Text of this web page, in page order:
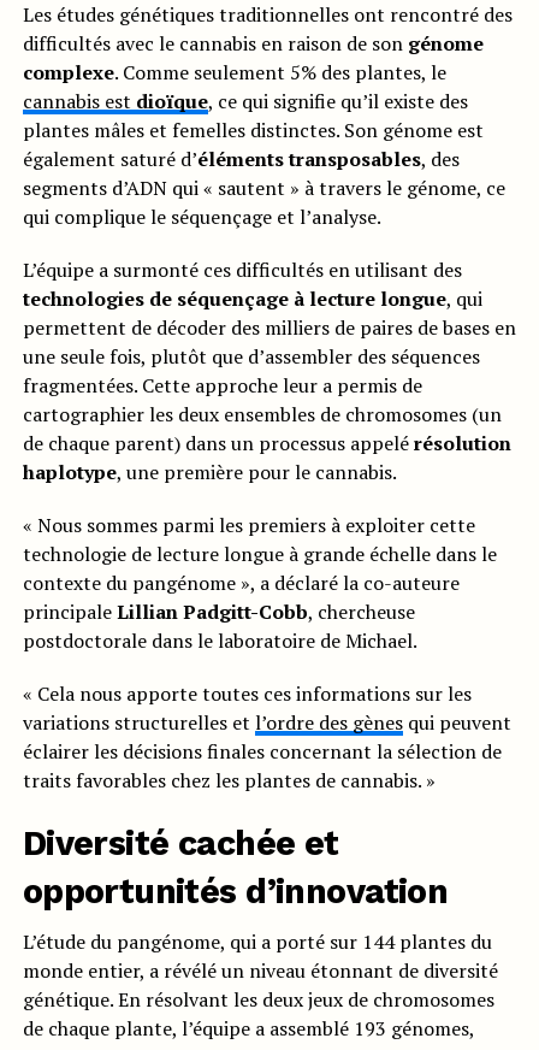
Les études génétiques traditionnelles ont rencontré des
difficultés avec le cannabis en raison de son génome
complexe. Comme seulement 5% des plantes, le
cannabis est dioïque, ce qui signifie qu’il existe des
plantes mâles et femelles distinctes. Son génome est
également saturé d’éléments transposables, des
segments d’ADN qui « sautent » à travers le génome, ce
qui complique le séquençage et l’analyse.
L’équipe a surmonté ces difficultés en utilisant des
technologies de séquençage à lecture longue, qui
permettent de décoder des milliers de paires de bases en
une seule fois, plutôt que d’assembler des séquences
fragmentées. Cette approche leur a permis de
cartographier les deux ensembles de chromosomes (un
de chaque parent) dans un processus appelérésolution
haplotype, une première pour le cannabis.
« Nous sommes parmi les premiers à exploiter cette
technologie de lecture longue à grande échelle dans le
contexte du pangénome », a déclaré la co-auteure
principaleLillian Padgitt-Cobb, chercheuse
postdoctorale dans le laboratoire de Michael.
« Cela nous apporte toutes ces informations sur les
variations structurelles et l’ordre des gènesqui peuvent
éclairer les décisions finales concernant la sélection de
traits favorables chez les plantes de cannabis. »
Diversité cachée et
opportunités d’innovation
L’étude du pangénome, qui a porté sur 144 plantes du
monde entier, a révélé un niveau étonnant de diversité
génétique. En résolvant les deux jeux de chromosomes
de chaque plante, l’équipe a assemblé 193 génomes,